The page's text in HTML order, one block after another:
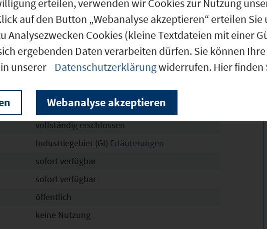
8.400 m²
44.500 m²
1 m²
Industriegebiet Reith
rechtskräftig
vollständig erschlossen
Industriegebiet (GI) Erläuterungen
sofort verfügbar
sofort verfügbar
öffentlich
keine Nutzung
erteilen, verwenden wir Cookies zur Nutzung
auf den Button „Webanalyse akzeptieren“ erteilen
Analysezwecken Cookies (kleine Textdateien mit einer
ergebenden Daten verarbeiten dürfen. Sie können
unserer
Datenschutzerklärungwiderrufen. Hier
Webanalyse akzeptieren